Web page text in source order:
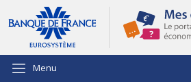
Aller au contenu principal
Menu